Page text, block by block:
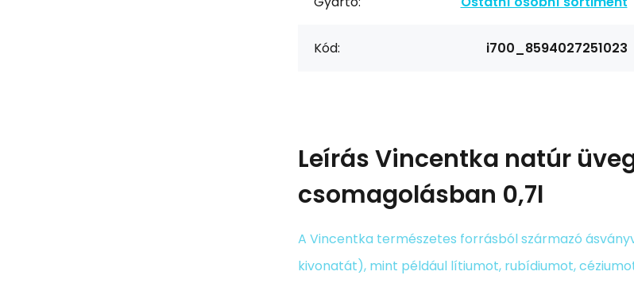
Kód: i700_8594027251023
LeírásVincentka natúr
csomagolásban 0,7l
A Vincentka természetes forrásból származó
kivonatát), mint például lítiumot, rubídiumot,